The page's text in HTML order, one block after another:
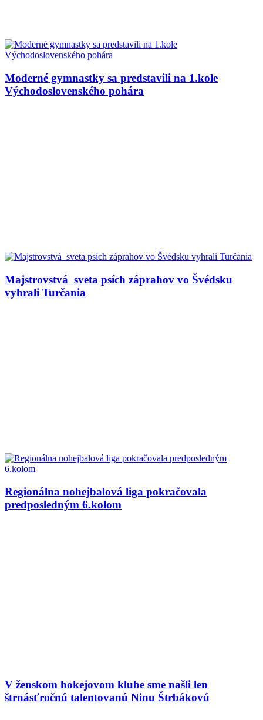
Moderné gymnastky sa predstavili na 1.kole
Východoslovenského pohára
Majstrovstvá sveta psích záprahov vo Švédsku
vyhrali Turčania
Regionálna nohejbalová liga pokračovala
predposledným 6.kolom
V ženskom hokejovom klube sme našli len
štrnásťročnú talentovanú Ninu Štrbákovú